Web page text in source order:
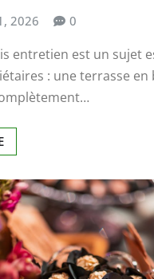
2026 0
entretien est un sujet
: une terrasse en